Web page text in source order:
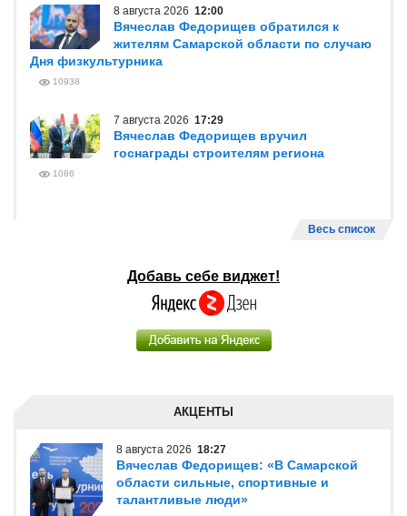
8 августа 2026 12:00
Вячеслав Федорищев обратился к
жителям Самарской области по случаю
Дня физкультурника
10938
7 августа 2026 17:29
Вячеслав Федорищев вручил
госнаграды строителям региона
1086
Весь список
Добавь себе виджет!
АКЦЕНТЫ
8 августа 2026 18:27
Вячеслав Федорищев: «В Самарской
области сильные, спортивные и
талантливые люди»